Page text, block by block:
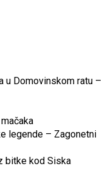
u Domovinskom ratu –
legende – Zagonetni
bitke kod Siska